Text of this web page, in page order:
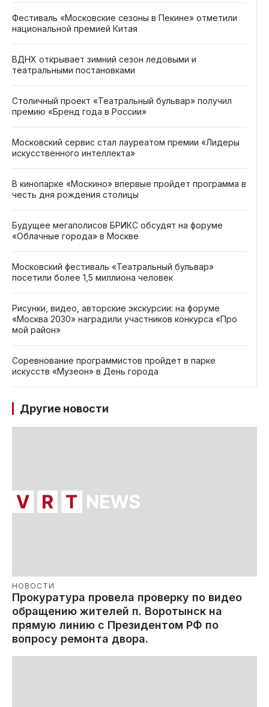
Фестиваль «Московские сезоны в Пекине» отметили
национальной премией Китая
ВДНХ открывает зимний сезон ледовыми и
театральными постановками
Столичный проект «Театральный бульвар» получил
премию «Бренд года в России»
Московский сервис стал лауреатом премии «Лидеры
искусственного интеллекта»
В кинопарке «Москино» впервые пройдет программа в
честь дня рождения столицы
Будущее мегаполисов БРИКС обсудят на форуме
«Облачные города» в Москве
Московский фестиваль «Театральный бульвар»
посетили более 1,5 миллиона человек
Рисунки, видео, авторские экскурсии: на форуме
«Москва 2030» наградили участников конкурса «Про
мой район»
Соревнование программистов пройдет в парке
искусств «Музеон» в День города
Другие новости
НОВОСТИ
Прокуратура провела проверку по видео
обращению жителей п. Воротынск на
прямую линию с Президентом РФ по
вопросу ремонта двора.